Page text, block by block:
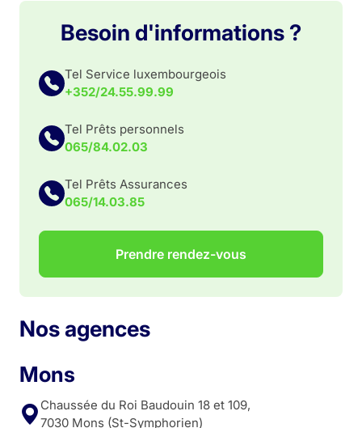
Besoin d'informations ?
Tel Service luxembourgeois
+352/24.55.99.99
Tel Prêts personnels
065/84.02.03
Tel Prêts Assurances
065/14.03.85
Prendre rendez-vous
Nos agences
Mons
Chaussée du Roi Baudouin 18 et 109,
7030 Mons (St-Symphorien)